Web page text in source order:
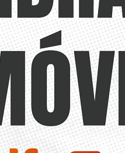
multitudinaria
Mora
de
de